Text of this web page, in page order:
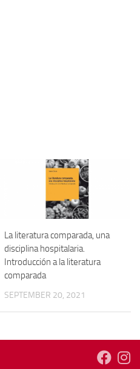
La literatura comparada, una
disciplina hospitalaria.
Introducción a la literatura
comparada
SEPTEMBER 20, 2021